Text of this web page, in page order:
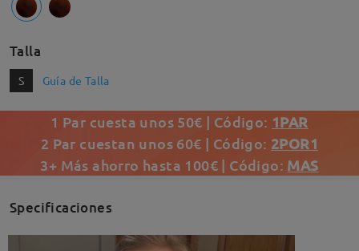
Talla
S Guía de Talla
1 Par cuesta unos 50€ | Código: 1PAR
2 Par cuestan unos 60€ | Código: 2POR1
3+ Más ahorro hasta 100€ | Código: MAS
Specificaciones